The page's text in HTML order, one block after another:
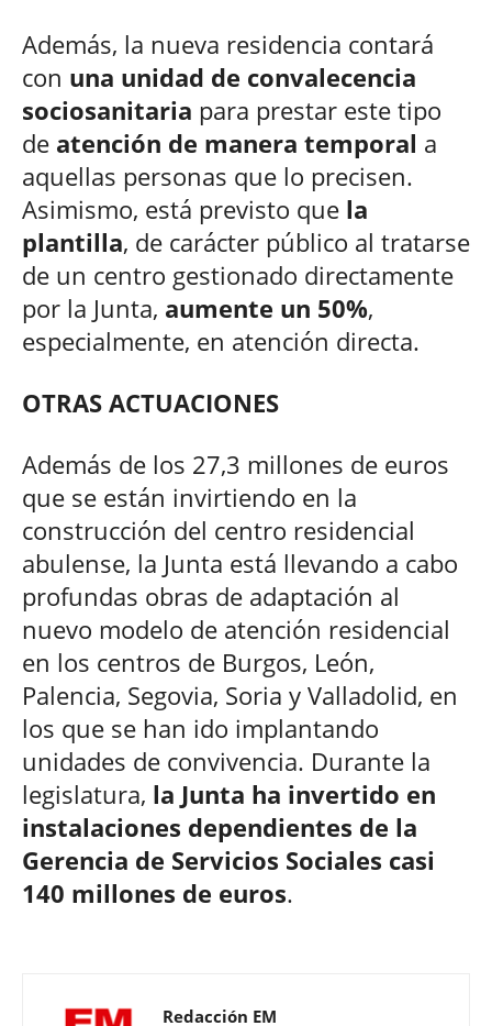
Además, la nueva residencia contará
con una unidad de convalecencia
sociosanitaria para prestar este tipo
de atención de manera temporal a
aquellas personas que lo precisen.
Asimismo, está previsto que la
plantilla, de carácter público al tratarse
de un centro gestionado directamente
por la Junta, aumente un 50%,
especialmente, en atención directa.
OTRAS ACTUACIONES
Además de los 27,3 millones de euros
que se están invirtiendo en la
construcción del centro residencial
abulense, la Junta está llevando a cabo
profundas obras de adaptación al
nuevo modelo de atención residencial
en los centros de Burgos, León,
Palencia, Segovia, Soria y Valladolid, en
los que se han ido implantando
unidades de convivencia. Durante la
legislatura, la Junta ha invertido en
instalaciones dependientes de la
Gerencia de Servicios Sociales casi
140 millones de euros.
Redacción EM